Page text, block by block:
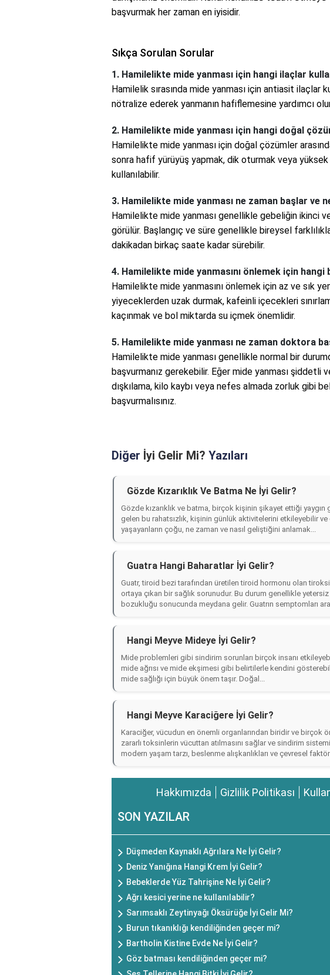
başvurmak her zaman en iyisidir.
Sıkça Sorulan Sorular
1. Hamilelikte mide yanması için hangi ilaçlar
Hamilelik sırasında mide yanması için antiasit ilaçlar
nötralize ederek yanmanın hafiflemesine yardımcı
2. Hamilelikte mide yanması için hangi doğal
Hamilelikte mide yanması için doğal çözümler
sonra hafif yürüyüş yapmak, dik oturmak veya
kullanılabilir.
3. Hamilelikte mide yanması ne zaman başlar ve
Hamilelikte mide yanması genellikle gebeliğin ikinci
görülür. Başlangıç ve süre genellikle bireysel
dakikadan birkaç saate kadar sürebilir.
4. Hamilelikte mide yanmasını önlemek için hangi
Hamilelikte mide yanmasını önlemek için az ve sık
yiyeceklerden uzak durmak, kafeinli içecekleri
kaçınmak ve bol miktarda su içmek önemlidir.
5. Hamilelikte mide yanması ne zaman doktora
Hamilelikte mide yanması genellikle normal bir
başvurmanız gerekebilir. Eğer mide yanması şiddetli
dışkılama, kilo kaybı veya nefes almada zorluk gibi
başvurmalısınız.
Diğer İyi Gelir Mi? Yazıları
Gözde Kızarıklık Ve Batma Ne İyi Gelir?
Gözde kızarıklık ve batma, birçok kişinin şikayet ettiği
gelen bu rahatsızlık, kişinin günlük aktivitelerini etkileyebilir
yaşayanların çoğu, ne zaman ve nasıl geliştiğini anlamak...
Guatra Hangi Baharatlar İyi Gelir?
Guatr, tiroid bezi tarafından üretilen tiroid hormonu olan
ortaya çıkan bir sağlık sorunudur. Bu durum genellikle
bozukluğu sonucunda meydana gelir. Guatrın semptomları
Hangi Meyve Mideye İyi Gelir?
Mide problemleri gibi sindirim sorunları birçok insanı
mide ağrısı ve mide ekşimesi gibi belirtilerle kendini
mide sağlığı için büyük önem taşır. Doğal...
Hangi Meyve Karaciğere İyi Gelir?
Karaciğer, vücudun en önemli organlarından biridir ve birçok
zararlı toksinlerin vücuttan atılmasını sağlar ve sindirim
modern yaşam tarzı, beslenme alışkanlıkları ve çevresel
Hakkımızda Gizlilik Politikası
SON YAZILAR
Düşmeden Kaynaklı Ağrılara Ne İyi Gelir?
Deniz Yanığına Hangi Krem İyi Gelir?
Bebeklerde Yüz Tahrişine Ne İyi Gelir?
Ağrı kesici yerine ne kullanılabilir?
Sarımsaklı Zeytinyağı Öksürüğe İyi Gelir Mi?
Burun tıkanıklığı kendiliğinden geçer mi?
Bartholin Kistine Evde Ne İyi Gelir?
Göz batması kendiliğinden geçer mi?